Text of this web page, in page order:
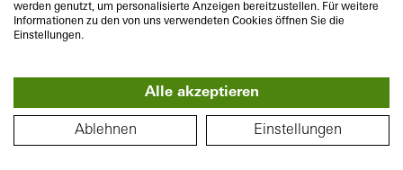
PLATTEGROND
werden genutzt, um personalisierte Anzeigen bereitzustellen. Für weitere
Informationen zu den von uns verwendeten Cookies öffnen Sie die
Einstellungen.
Alle akzeptieren
Ablehnen Einstellungen